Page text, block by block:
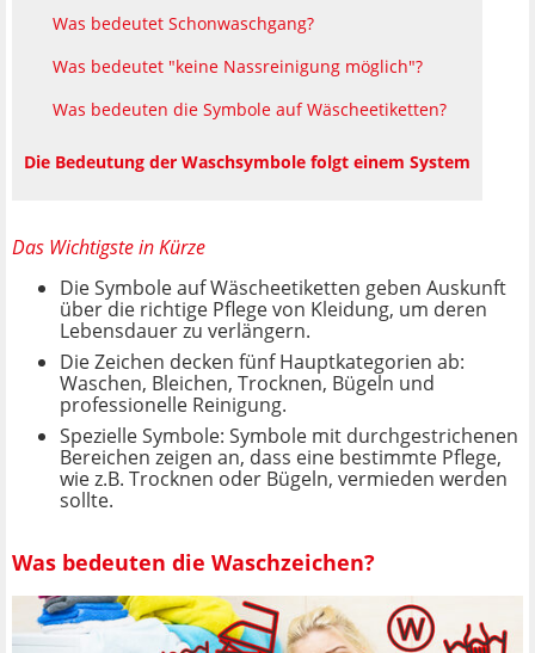
Was bedeutet Schonwaschgang?
Was bedeutet "keine Nassreinigung möglich"?
Was bedeuten die Symbole auf Wäscheetiketten?
Die Bedeutung der Waschsymbole folgt einem System
Das Wichtigste in Kürze
Die Symbole auf Wäscheetiketten geben Auskunft
über die richtige Pflege von Kleidung, um deren
Lebensdauer zu verlängern.
Die Zeichen decken fünf Hauptkategorien ab:
Waschen, Bleichen, Trocknen, Bügeln und
professionelle Reinigung.
Spezielle Symbole: Symbole mit durchgestrichenen
Bereichen zeigen an, dass eine bestimmte Pflege,
wie z.B. Trocknen oder Bügeln, vermieden werden
sollte.
Was bedeuten die Waschzeichen?